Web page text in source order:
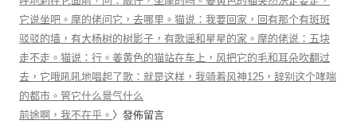
它说坐吧。摩的佬问它，去哪里。猫说：我要回家，回有那个有斑斑
驳驳的墙，有大杨树的树影子，有歌谣和星星的家。摩的佬说：五块
走不走。猫说：行。姜黄色的猫站在车上，风把它的毛和耳朵吹翻过
去，它哦吼吼地唱起了歌：就是这样，我骑着风神125，辞别这个哮喘
的都市。管它什么景气什么
前途啊，我不在乎。 〉發佈留言